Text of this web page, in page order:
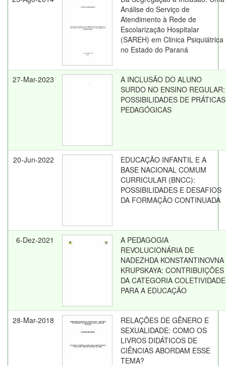
Análise do Serviço de
Atendimento à Rede de
Escolarização Hospitalar
(SAREH) em Clinica Psiquiátrica
no Estado do Paraná
27-Mar-2023
A INCLUSÃO DO ALUNO
SURDO NO ENSINO REGULAR:
POSSIBILIDADES DE PRÁTICAS
PEDAGÓGICAS
20-Jun-2022
EDUCAÇÃO INFANTIL E A
BASE NACIONAL COMUM
CURRICULAR (BNCC):
POSSIBILIDADES E DESAFIOS
DA FORMAÇÃO CONTINUADA
6-Dez-2021
A PEDAGOGIA
REVOLUCIONÁRIA DE
NADEZHDA KONSTANTINOVNA
KRUPSKAYA: CONTRIBUIÇÕES
DA CATEGORIA COLETIVIDADE
PARA A EDUCAÇÃO
28-Mar-2018
RELAÇÕES DE GÊNERO E
SEXUALIDADE: COMO OS
LIVROS DIDÁTICOS DE
CIÊNCIAS ABORDAM ESSE
TEMA?